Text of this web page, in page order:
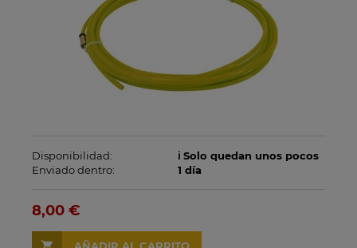
Disponibilidad:
ℹ️ Solo quedan unos pocos
Enviado dentro:
1 día
8,00 €